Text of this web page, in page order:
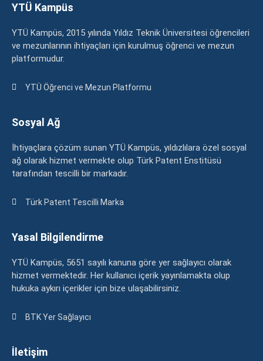
YTÜ Kampüs
YTÜ Kampüs, 2015 yılında Yıldız Teknik Üniversitesi öğrencileri
ve mezunlarının ihtiyaçları için kurulmuş öğrenci ve mezun
platformudur.
YTÜ Öğrenci ve Mezun Platformu
Sosyal Ağ
İhtiyaçlara çözüm sunan YTÜ Kampüs, yıldızlılara özel sosyal
ağ olarak hizmet vermekte olup Türk Patent Enstitüsü
tarafından tescilli bir markadır.
Türk Patent Tescilli Marka
Yasal Bilgilendirme
YTÜ Kampüs, 5651 sayılı kanuna göre yer sağlayıcı olarak
hizmet vermektedir. Her kullanıcı içerik yayınlamakta olup
hukuka aykırı içerikler için bize ulaşabilirsiniz.
BTK Yer Sağlayıcı
İletişim